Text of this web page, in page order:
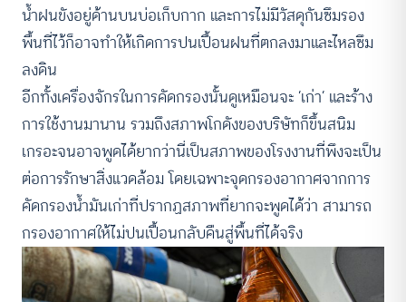
น้ำฝนขังอยู่ด้านบนบ่อเก็บกาก และการไม่มีวัสดุกันซึมรอง
พื้นที่ไว้ก็อาจทำให้เกิดการปนเปื้อนฝนที่ตกลงมาและไหลซึม
ลงดิน
อีกทั้งเครื่องจักรในการคัดกรองนั้นดูเหมือนจะ ‘เก่า’ และร้าง
การใช้งานมานาน รวมถึงสภาพโกดังของบริษัทก็ขึ้นสนิม
เกรอะจนอาจพูดได้ยากว่านี่เป็นสภาพของโรงงานที่พึงจะเป็น
ต่อการรักษาสิ่งแวดล้อม โดยเฉพาะจุดกรองอากาศจากการ
คัดกรองน้ำมันเก่าที่ปรากฏสภาพที่ยากจะพูดได้ว่า สามารถ
กรองอากาศให้ไม่ปนเปื้อนกลับคืนสู่พื้นที่ได้จริง